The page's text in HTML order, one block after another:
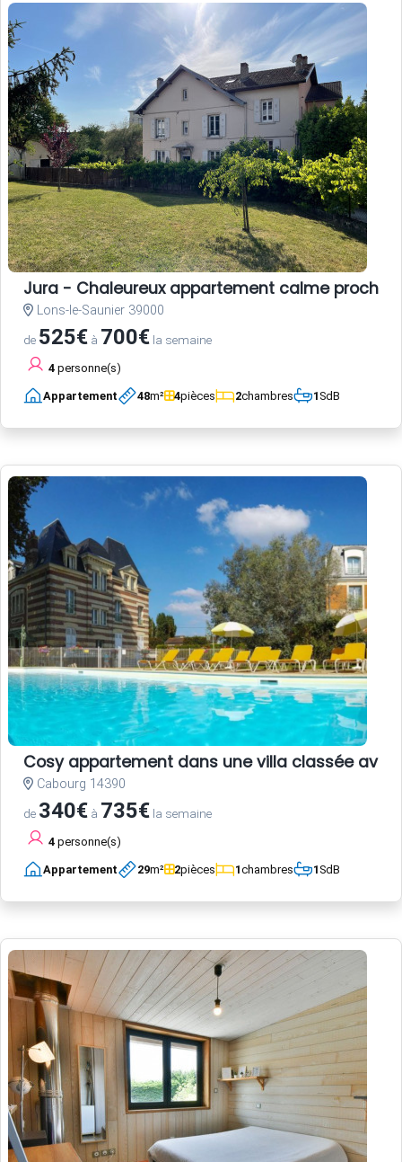
Jura - Chaleureux appartement calme proche
Lons-le-Saunier 39000
de 525€ à 700€ la semaine
4 personne(s)
Appartement 48m² 4pièces 2chambres 1SdB
Cosy appartement dans une villa classée
Cabourg 14390
de 340€ à 735€ la semaine
4 personne(s)
Appartement 29m² 2pièces 1chambres 1SdB